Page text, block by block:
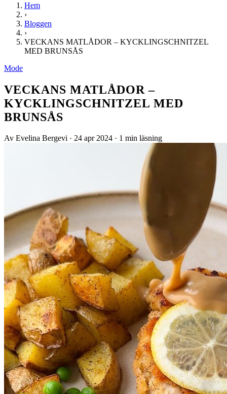
Hem
›
Bloggen
›
VECKANS MATLÅDOR – KYCKLINGSCHNITZEL
MED BRUNSÅS
Mode
VECKANS MATLÅDOR –
KYCKLINGSCHNITZEL MED
BRUNSÅS
Av Evelina Bergevi · 24 apr 2024 · 1 min läsning